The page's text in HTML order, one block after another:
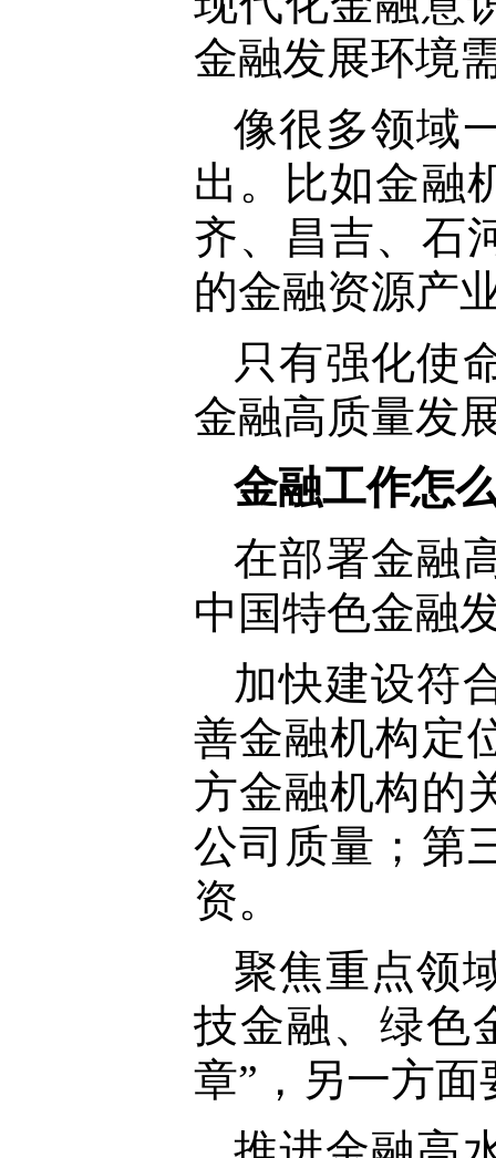
金融发展环境
像很多领域
出。比如金融
齐、昌吉、石
的金融资源产
只有强化使
金融高质量发
金融工作怎
在部署金融
中国特色金融
加快建设符
善金融机构定
方金融机构的
公司质量；第
资。
聚焦重点领
技金融、绿色
章”，另一方